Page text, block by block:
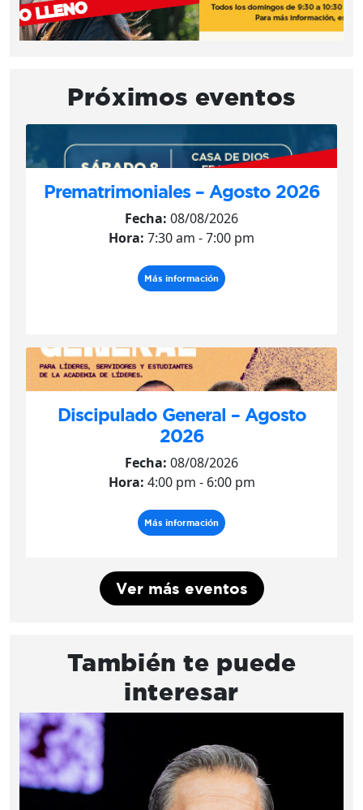
Próximos eventos
Prematrimoniales – Agosto 2026
Fecha: 08/08/2026
Hora: 7:30 am - 7:00 pm
Más información
Discipulado General – Agosto
2026
Fecha: 08/08/2026
Hora: 4:00 pm - 6:00 pm
Más información
Ver más eventos
También te puede
interesar